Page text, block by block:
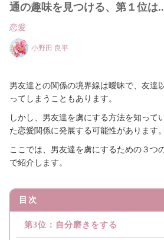
通の趣味を見つける、第１位は
恋愛
小野田 良平
男友達との関係の境界線は曖昧で、友達
ってしまうこともあります。
しかし、男友達を虜にする方法を知って
た恋愛関係に発展する可能性があります。
ここでは、男友達を虜にするための３つ
で紹介します。
目次
第3位：自分磨きをする